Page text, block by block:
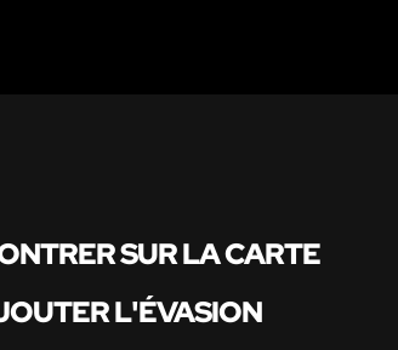
SUR LA CARTE
L'ÉVASION